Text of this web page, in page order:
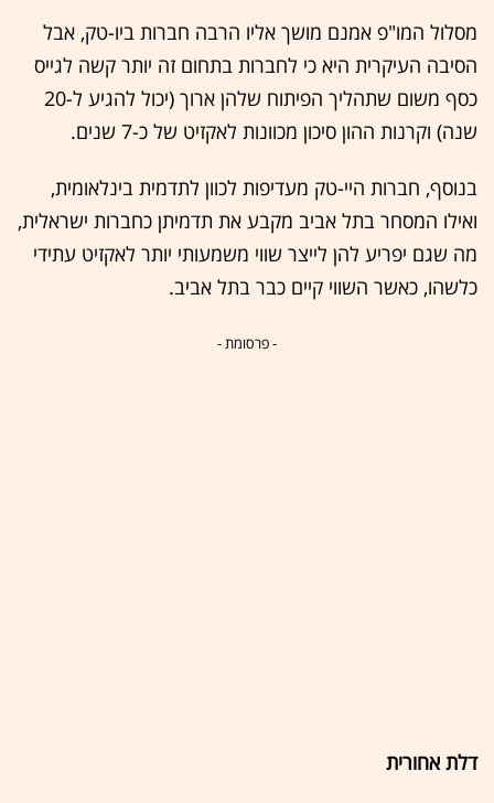
מסלול המו"פ אמנם מושך אליו הרבה חברות ביו-טק, אבל
הסיבה העיקרית היא כי לחברות בתחום זה יותר קשה לגייס
כסף משום שתהליך הפיתוח שלהן ארוך (יכול להגיע ל-20
שנה) וקרנות ההון סיכון מכוונות לאקזיט של כ-7 שנים.
בנוסף, חברות היי-טק מעדיפות לכוון לתדמית בינלאומית,
ואילו המסחר בתל אביב מקבע את תדמיתן כחברות ישראלית,
מה שגם יפריע להן לייצר שווי משמעותי יותר לאקזיט עתידי
כלשהו, כאשר השווי קיים כבר בתל אביב.
- פרסומת -
דלת אחורית